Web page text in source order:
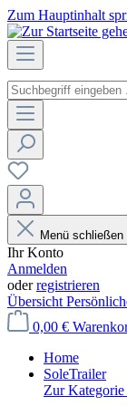
Zum Hauptinhalt
Menü schließen
Ihr Konto
Anmelden
oderregistrieren
Übersicht
0,00 €
Home
SoleTrailer
Zur